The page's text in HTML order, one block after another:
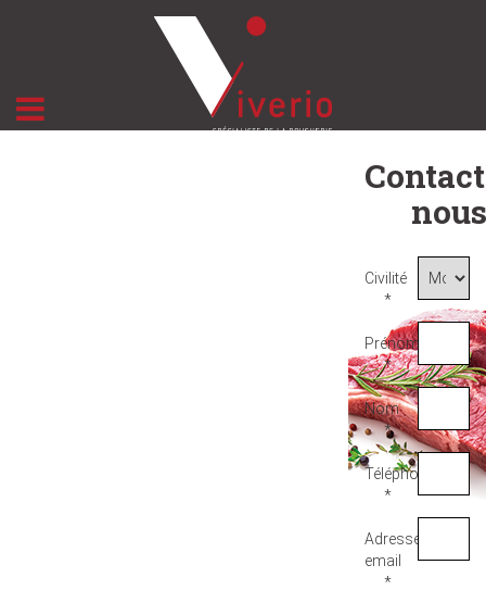
nous
Civilité
*
Prénom
*
Nom
*
Téléphone
*
Adresse
email
*